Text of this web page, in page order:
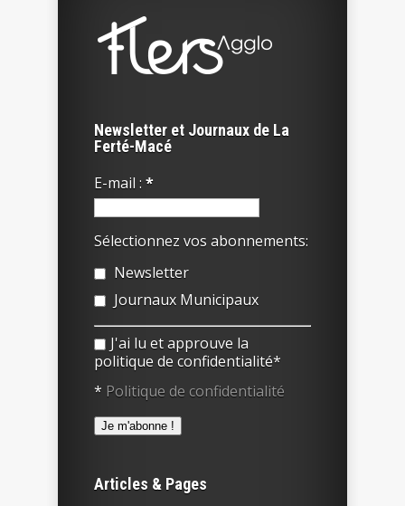
Newsletter et Journaux de La
Ferté-Macé
E-mail : *
Sélectionnez vos abonnements:
Newsletter
Journaux Municipaux
J'ai lu et approuve la
politique de confidentialité*
* Politique de confidentialité
Articles & Pages